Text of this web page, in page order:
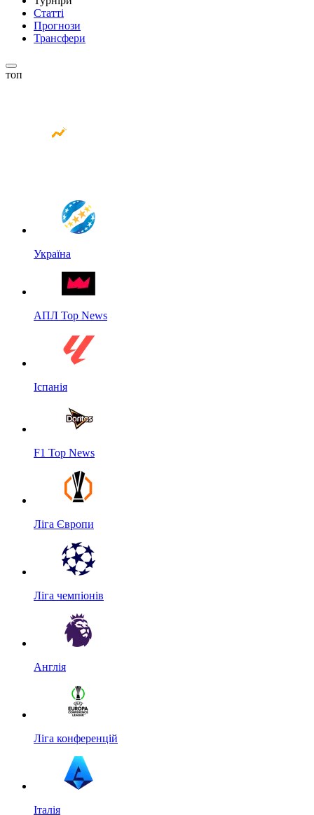
Статті
Прогнози
Трансфери
топ
Україна
АПЛ Top News
Іспанія
F1 Top News
Ліга Європи
Ліга чемпіонів
Англія
Ліга конференцій
Італія